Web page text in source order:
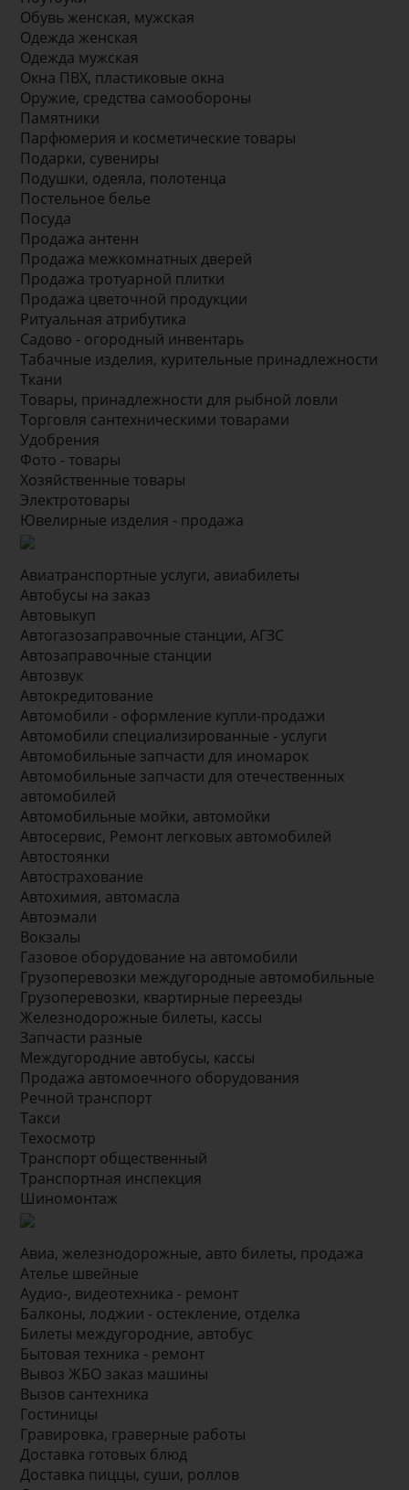
Обувь женская, мужская
Одежда женская
Одежда мужская
Окна ПВХ, пластиковые окна
Оружие, средства самообороны
Памятники
Парфюмерия и косметические товары
Подарки, сувениры
Подушки, одеяла, полотенца
Постельное белье
Посуда
Продажа антенн
Продажа межкомнатных дверей
Продажа тротуарной плитки
Продажа цветочной продукции
Ритуальная атрибутика
Садово - огородный инвентарь
Табачные изделия, курительные принадлежности
Ткани
Товары, принадлежности для рыбной ловли
Торговля сантехническими товарами
Удобрения
Фото - товары
Хозяйственные товары
Электротовары
Ювелирные изделия - продажа
Авиатранспортные услуги, авиабилеты
Автобусы на заказ
Автовыкуп
Автогазозаправочные станции, АГЗС
Автозаправочные станции
Автозвук
Автокредитование
Автомобили - оформление купли-продажи
Автомобили специализированные - услуги
Автомобильные запчасти для иномарок
Автомобильные запчасти для отечественных
автомобилей
Автомобильные мойки, автомойки
Автосервис, Ремонт легковых автомобилей
Автостоянки
Автострахование
Автохимия, автомасла
Автоэмали
Вокзалы
Газовое оборудование на автомобили
Грузоперевозки междугородные автомобильные
Грузоперевозки, квартирные переезды
Железнодорожные билеты, кассы
Запчасти разные
Междугородние автобусы, кассы
Продажа автомоечного оборудования
Речной транспорт
Такси
Техосмотр
Транспорт общественный
Транспортная инспекция
Шиномонтаж
Авиа, железнодорожные, авто билеты, продажа
Ателье швейные
Аудио-, видеотехника - ремонт
Балконы, лоджии - остекление, отделка
Билеты междугородние, автобус
Бытовая техника - ремонт
Вывоз ЖБО заказ машины
Вызов сантехника
Гостиницы
Гравировка, граверные работы
Доставка готовых блюд
Доставка пиццы, суши, роллов